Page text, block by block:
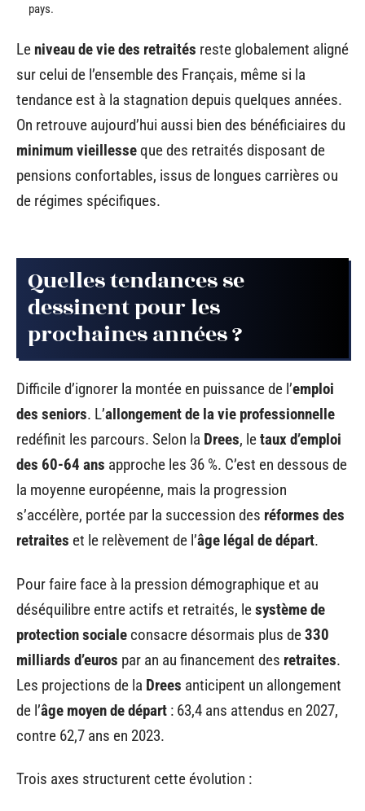
pays.
Le niveau de vie des retraités reste globalement aligné
sur celui de l’ensemble des Français, même si la
tendance est à la stagnation depuis quelques années.
On retrouve aujourd’hui aussi bien des bénéficiaires du
minimum vieillesseque des retraités disposant de
pensions confortables, issus de longues carrières ou
de régimes spécifiques.
Quelles tendances se
dessinent pour les
prochaines années ?
Difficile d’ignorer la montée en puissance de l’emploi
des seniors. L’allongement de la vie professionnelle
redéfinit les parcours. Selon la Drees, letaux d’emploi
des 60-64 ans approche les 36 %. C’est en dessous de
la moyenne européenne, mais la progression
s’accélère, portée par la succession des réformes des
retraites et le relèvement de l’âge légal de départ.
Pour faire face à la pression démographique et au
déséquilibre entre actifs et retraités, lesystème de
protection sociale consacre désormais plus de330
milliards d’euros par an au financement des retraites.
Les projections de la Drees anticipent un allongement
de l’âge moyen de départ : 63,4 ans attendus en 2027,
contre 62,7 ans en 2023.
Trois axes structurent cette évolution :